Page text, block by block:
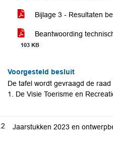
Bijlage 3 - Resultaten
Beantwoording
103 KB
Voorgesteld besluit
De tafel wordt gevraagd de
1. De Visie Toerisme en
Jaarstukken 2023 en